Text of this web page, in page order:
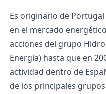
Es originario de
en el mercado
acciones del grupo
Energía) hasta que en
actividad dentro de
de los principales